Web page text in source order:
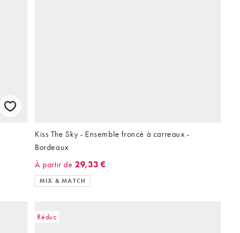
Kiss The Sky - Ensemble froncé à carreaux -
Bordeaux
À partir de 29,33 €
MIX & MATCH
Réduc